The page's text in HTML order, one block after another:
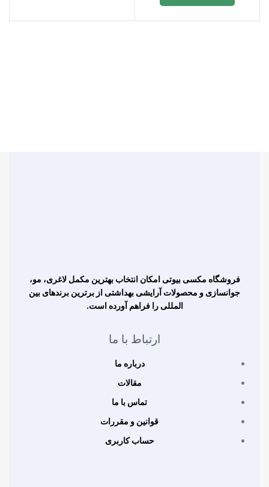
فروشگاه مکسی بیوتی امکان انتخاب بهترین مکمل لاغری، مو،
جوانسازی و محصولات آرایشی بهداشتی از برترین برندهای بین
المللی را فراهم آورده است.
ارتباط با ما
درباره ما
مقالات
تماس با ما
قوانین و مقررات
حساب کاربری